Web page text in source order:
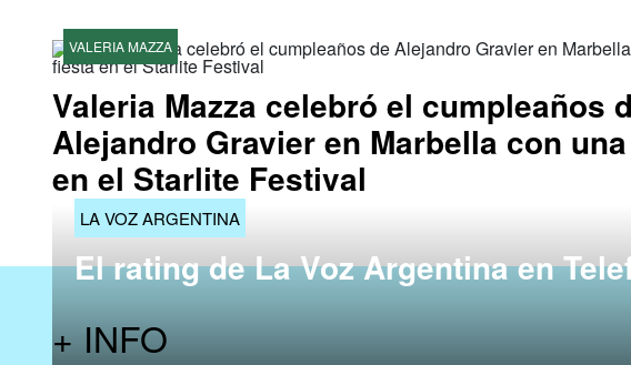
VALERIA MAZZA
Valeria Mazza celebró el cumpleaños
Alejandro Gravier en Marbella con
en el Starlite Festival
+ INFO
LA VOZ ARGENTINA
El rating de La Voz Argentina en